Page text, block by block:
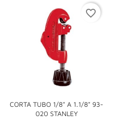
CORTA TUBO 1/8" A 1.1/8" 93-
020 STANLEY
favorite_border